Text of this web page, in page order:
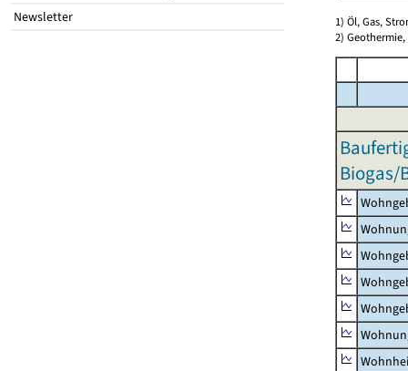
Newsletter
1) Öl, Gas,
2)
Biogas/